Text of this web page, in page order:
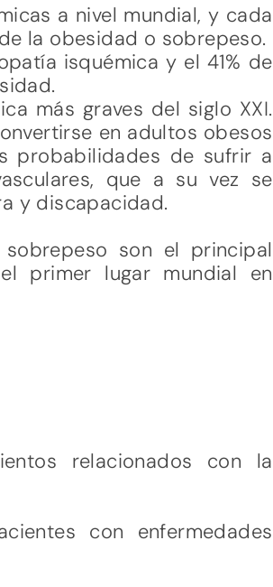
a nivel mundial, y cada
la obesidad o sobrepeso.
isquémica y el 41% de
más graves del siglo XXI.
en adultos obesos
probabilidades de sufrir a
que a su vez se
y discapacidad.
son el principal
primer lugar mundial en
relacionados con la
con enfermedades